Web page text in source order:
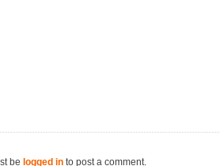
be logged in to post a comment.